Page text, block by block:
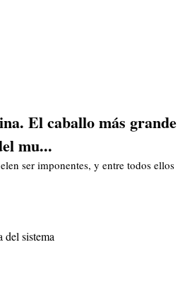
El caballo más grande
mu...
ser imponentes, y entre todos ellos